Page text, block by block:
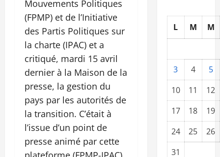
Mouvements Politiques
(FPMP) et de l’Initiative
des Partis Politiques sur
la charte (IPAC) et a
critiqué, mardi 15 avril
dernier à la Maison de la
presse, la gestion du
pays par les autorités de
la transition. C’était à
l’issue d’un point de
presse animé par cette
L M M
3 4
5
10
11
12
17
18
19
24
25
26
31